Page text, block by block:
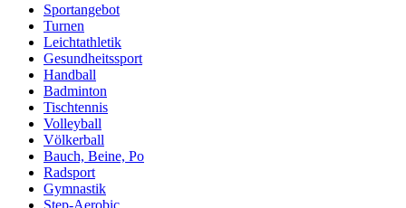
Sportangebot
Turnen
Leichtathletik
Gesundheitssport
Handball
Badminton
Tischtennis
Volleyball
Völkerball
Bauch, Beine, Po
Radsport
Gymnastik
Step-Aerobic